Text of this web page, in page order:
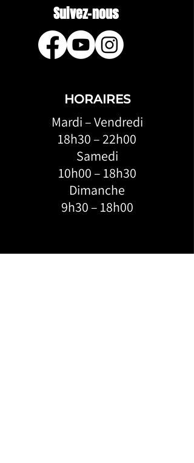
Suivez-nous
HORAIRES
Mardi – Vendredi
18h30 – 22h00
Samedi
10h00 – 18h30
Dimanche
9h30 – 18h00